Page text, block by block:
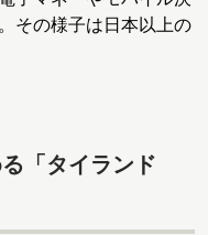
その様子は日本以上の
「タイランド